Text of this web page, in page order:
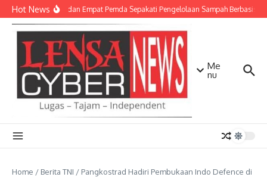
Lewati ke konten
Hot NewsTNI AD dan Empat Pemda Sepakati Pengelolaan Sampah Berbasis
Me
nu
Home / Berita TNI / Pangkostrad Hadiri Pembukaan Indo Defence di